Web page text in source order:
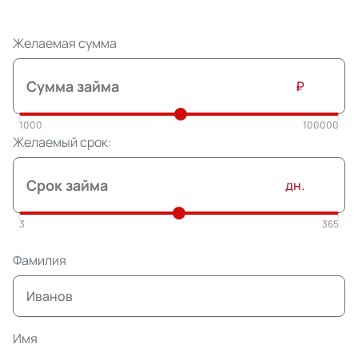
Желаемая сумма
₽
Желаемый срок:
дн.
Фамилия
Имя